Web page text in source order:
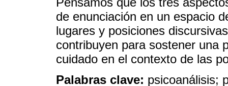
de enunciación en un espacio
lugares y posiciones
contribuyen para sostener una
cuidado en el contexto de las
Palabras clave: psicoanálisis;